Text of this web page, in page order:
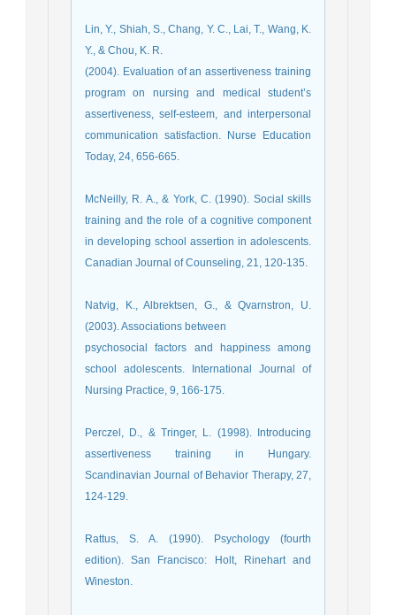
Lin, Y., Shiah, S., Chang, Y. C., Lai, T., Wang, K.
Y., & Chou, K. R.
(2004). Evaluation of an assertiveness training
program on nursing and medical student’s
assertiveness, self-esteem, and interpersonal
communication satisfaction. Nurse Education
Today, 24, 656-665.
McNeilly, R. A., & York, C. (1990). Social skills
training and the role of a cognitive component
in developing school assertion in adolescents.
Canadian Journal of Counseling, 21, 120-135.
Natvig, K., Albrektsen, G., & Qvarnstron, U.
(2003). Associations between
psychosocial factors and happiness among
school adolescents. International Journal of
Nursing Practice, 9, 166-175.
Perczel, D., & Tringer, L. (1998). Introducing
assertiveness training in Hungary.
Scandinavian Journal of Behavior Therapy, 27,
124-129.
Rattus, S. A. (1990). Psychology (fourth
edition). San Francisco: Holt, Rinehart and
Wineston.